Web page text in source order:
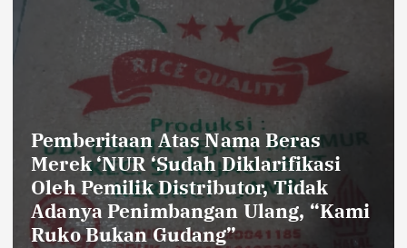
Pemberitaan Atas Nama Beras
Merek ‘NUR ‘Sudah Diklarifikasi
Oleh Pemilik Distributor, Tidak
Adanya Penimbangan Ulang, “Kami
Ruko Bukan Gudang”